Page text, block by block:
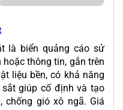
là biển quảng cáo sử
thông tin, gắn trên
liệu bền, có khả năng
giúp cố định và tạo
chống gió xô ngã. Giá